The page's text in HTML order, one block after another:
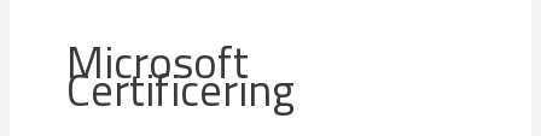
Microsoft
Certificering